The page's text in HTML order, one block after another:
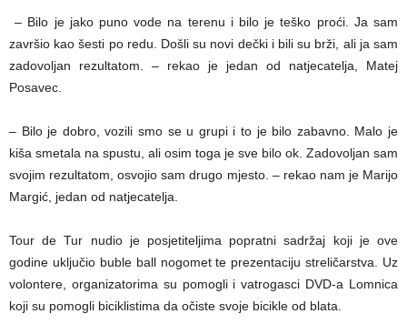
– Bilo je jako puno vode na terenu i bilo je teško proći. Ja sam
završio kao šesti po redu. Došli su novi dečki i bili su brži, ali ja sam
zadovoljan rezultatom. – rekao je jedan od natjecatelja, Matej
Posavec.
– Bilo je dobro, vozili smo se u grupi i to je bilo zabavno. Malo je
kiša smetala na spustu, ali osim toga je sve bilo ok. Zadovoljan sam
svojim rezultatom, osvojio sam drugo mjesto. – rekao nam je Marijo
Margić, jedan od natjecatelja.
Tour de Tur nudio je posjetiteljima popratni sadržaj koji je ove
godine uključio buble ball nogomet te prezentaciju streličarstva. Uz
volontere, organizatorima su pomogli i vatrogasci DVD-a Lomnica
koji su pomogli biciklistima da očiste svoje bicikle od blata.